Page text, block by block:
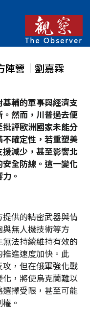
陣營│劉嘉霖
輔的軍事與經濟支
然而，川普過去便
評歐洲國家未能分
確定性，若重塑美
減少，甚至影響北
全防線。這一變化
。
供的精密武器與情
無人機技術等方
法持續維持有效的
進速度加快。此
，但在俄軍強化戰
，將使烏克蘭難以
擇受限，甚至可能
。